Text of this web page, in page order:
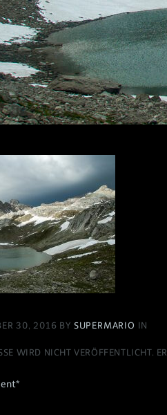
30, 2016 BY SUPERMARIO IN
WIRD NICHT VERÖFFENTLICHT.